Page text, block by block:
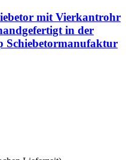
mit Vierkantrohr
in der
Schiebetormanufaktur